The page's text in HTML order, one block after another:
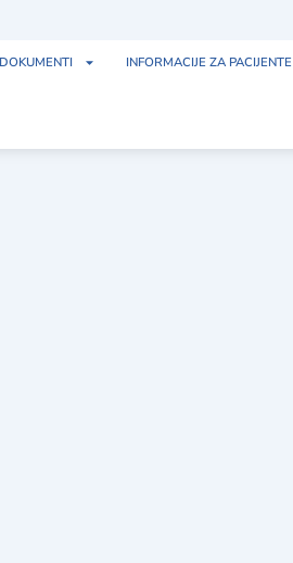
DOKUMENTI INFORMACIJE ZA PACIJENTE